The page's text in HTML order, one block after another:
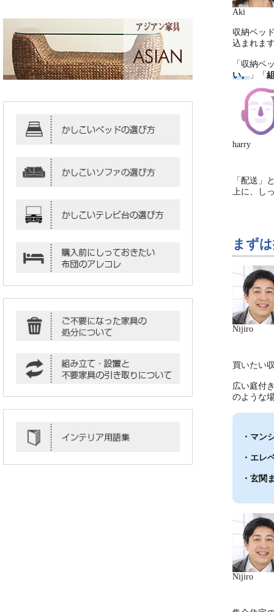
Aki
収納ベッ
込まれま
「収納ベ
い。 」「
harry
「配送」
上に、し
まず
Nijiro
買いたい
広い庭付
のような
・マン
・エレ
・玄関
Nijiro